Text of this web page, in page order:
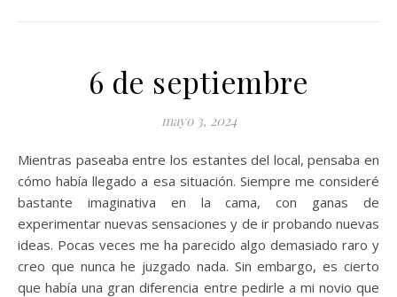
6 de septiembre
mayo 3, 2024
Mientras paseaba entre los estantes del local, pensaba en
cómo había llegado a esa situación. Siempre me consideré
bastante imaginativa en la cama, con ganas de
experimentar nuevas sensaciones y de ir probando nuevas
ideas. Pocas veces me ha parecido algo demasiado raro y
creo que nunca he juzgado nada. Sin embargo, es cierto
que había una gran diferencia entre pedirle a mi novio que